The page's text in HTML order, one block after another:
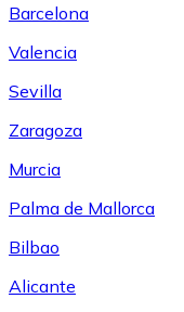
Barcelona
Valencia
Sevilla
Zaragoza
Murcia
Palma de Mallorca
Bilbao
Alicante